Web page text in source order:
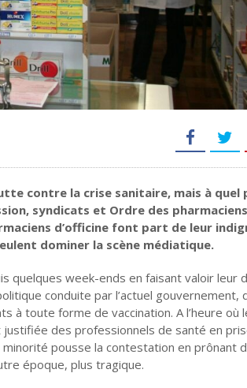
contre la crise sanitaire, mais à quel
syndicats et Ordre des
d’officine font part de leur
dominer la scène médiatique.
week-ends en faisant valoir leur
conduite par l’actuel gouvernement,
à toute forme de vaccination. A l’heure où
des professionnels de santé en
pousse la contestation en prônant
époque, plus tragique.